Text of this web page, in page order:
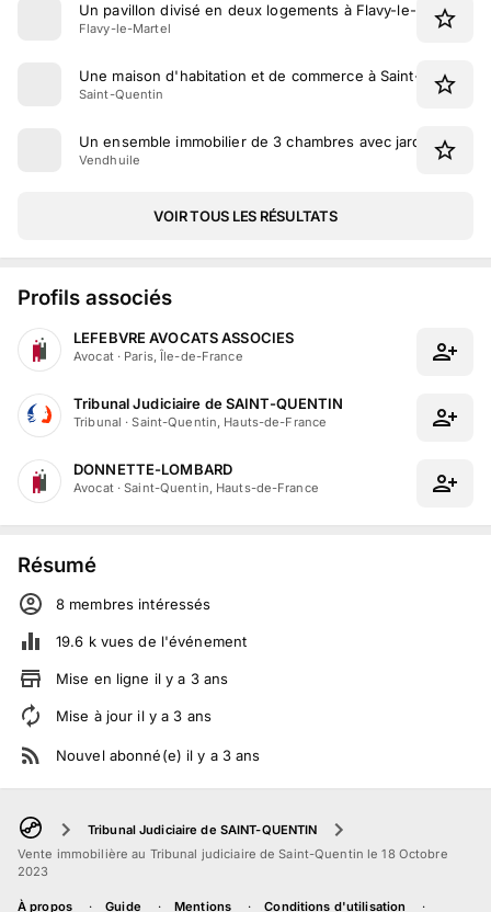
Un pavillon divisé en deux logements à Flavy-le-Martel
Flavy-le-Martel
Une maison d'habitation et de commerce à Saint-Quentin
Saint-Quentin
Un ensemble immobilier de 3 chambres avec jardin à
Vendhuile
VOIR TOUS LES RÉSULTATS
Profils associés
LEFEBVRE AVOCATS ASSOCIES
Avocat· Paris, Île-de-France
Tribunal Judiciaire de SAINT-QUENTIN
Tribunal ·Saint-Quentin, Hauts-de-France
DONNETTE-LOMBARD
Avocat·Saint-Quentin, Hauts-de-France
Résumé
8 membres intéressés
19.6 kvues de l'événement
Mise en ligne il y a 3 ans
Mise à jour il y a 3 ans
Nouvel abonné(e) il y a 3 ans
Tribunal Judiciaire de SAINT-QUENTIN
Vente immobilière au Tribunal judiciaire de Saint-Quentin le 18 Octobre
2023
À propos Guide Mentions Conditions d'utilisation